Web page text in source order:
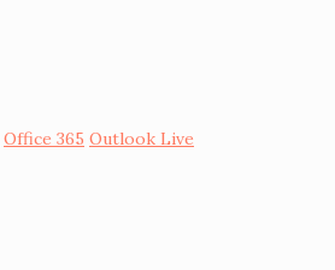
Office 365 Outlook Live